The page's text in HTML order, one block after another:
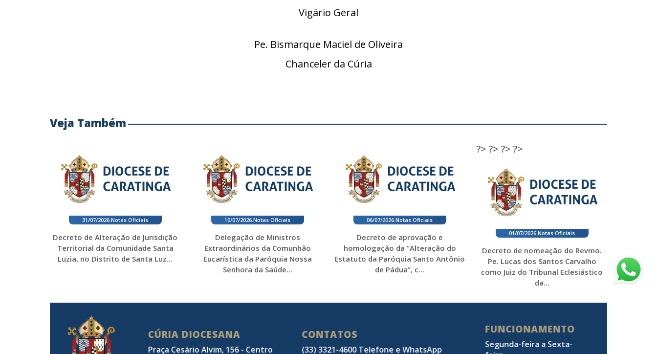
Vigário Geral
Pe. Bismarque Maciel de Oliveira
Chanceler da Cúria
Veja Também
?>
31/07/2026.Notas Oficiais
Decreto de Alteração de Jurisdição
Territorial da Comunidade Santa
Luzia, no Distrito de Santa Luz...
?>
10/07/2026.Notas Oficiais
Delegação de Ministros
Extraordinários da Comunhão
Eucarística da Paróquia Nossa
Senhora da Saúde...
?>
06/07/2026.Notas Oficiais
Decreto de aprovação e
homologação da “Alteração do
Estatuto da Paróquia Santo Antônio
de Pádua”, c...
?>
01/07/2026.Notas Oficiais
Decreto de nomeação do Revmo.
Pe. Lucas dos Santos Carvalho
como Juiz do Tribunal Eclesiástico
da...
CÚRIA DIOCESANA
Praça Cesário Alvim, 156 - Centro
CONTATOS
(33) 3321-4600 Telefone e WhatsApp
FUNCIONAMENTO
Segunda-feira a Sexta-